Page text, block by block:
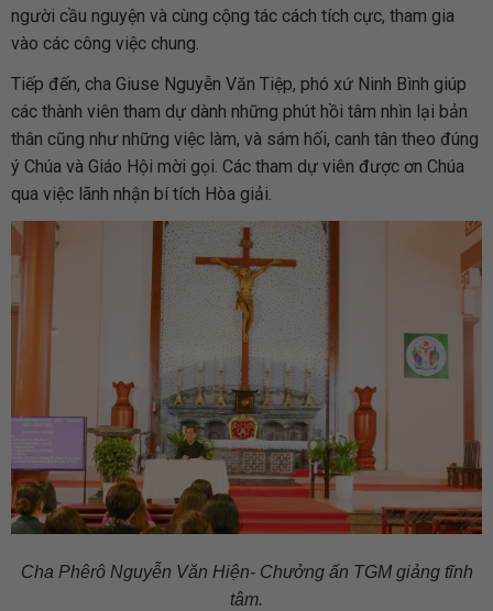
người cầu nguyện và cùng cộng tác cách tích cực, tham gia
vào các công việc chung.
Tiếp đến, cha Giuse Nguyễn Văn Tiệp, phó xứ Ninh Bình giúp
các thành viên tham dự dành những phút hồi tâm nhìn lại bản
thân cũng như những việc làm, và sám hối, canh tân theo đúng
ý Chúa và Giáo Hội mời gọi. Các tham dự viên được ơn Chúa
qua việc lãnh nhận bí tích Hòa giải.
Cha Phêrô Nguyễn Văn Hiện- Chưởng ấn TGM giảng tĩnh
tâm.